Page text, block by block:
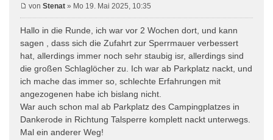
von Stenat » Mo 19. Mai 2025, 10:35
Hallo in die Runde, ich war vor 2 Wochen dort, und kann
sagen , dass sich die Zufahrt zur Sperrmauer verbessert
hat, allerdings immer noch sehr staubig isr, allerdings sind
die großen Schlaglöcher zu. Ich war ab Parkplatz nackt, und
ich mache das immer so, schlechte Erfahrungen mit
angezogenen habe ich bislang nicht.
War auch schon mal ab Parkplatz des Campingplatzes in
Dankerode in Richtung Talsperre komplett nackt unterwegs.
Mal ein anderer Weg!